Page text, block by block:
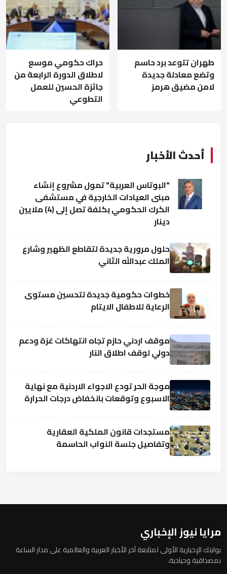
طهران تتوعد برد حاسم
وتضع معادلة جديدة
لامن مضيق هرمز
حراك حكومي موسع
لاطلاق الدورة الرابعة من
جائزة الحسين للعمل
التطوعي
أحدث الأخبار
"البوتاس العربية" تمول مشروع إنشاء
مبنى العيادات الخارجية في مستشفى
الكرك الحكومي بكلفة تصل إلى (4) ملايين
دينار
حلول مرورية جديدة لتقاطع الظهير وشارع
الملك عبدالله الثاني
خطوات حكومية جديدة لتحسين مستوى
الرعاية للاطفال الايتام
موقف اردني حازم تجاه انتهاكات غزة ودعم
دولي لوقف اطلاق النار
موجة الحر تودع الاجواء الاردنية مع نهاية
الاسبوع وتوقعات بانخفاض درجات الحرارة
مستجدات قانون الملكية العقارية
وتفاصيل جلسة النواب الحاسمة
مرايا نيوز الإخباري
بوابتك الإخبارية الأولى لمتابعة آخر الأخبار العربية والعالمية على مدار الساعة
بمصداقية وحيادية.